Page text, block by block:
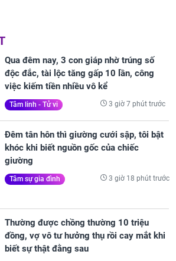
Qua đêm nay, 3 con giáp nhờ trúng số
độc đắc, tài lộc tăng gấp 10 lần, công
việc kiếm tiền nhiều vô kể
Tâm linh - Tử vi 3 giờ 7 phút trước
Đêm tân hôn thì giường cưới sập, tôi bật
khóc khi biết nguồn gốc của chiếc
giường
Tâm sự gia đình 3 giờ 18 phút trước
Thường được chồng thường 10 triệu
đồng, vợ vô tư hưởng thụ rồi cay mắt khi
biết sự thật đằng sau